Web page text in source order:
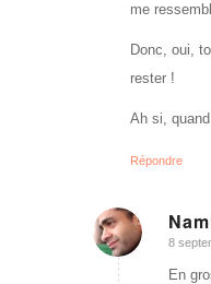
me
Donc, oui,
rester !
Ah si,
Répondre
dit
8
En